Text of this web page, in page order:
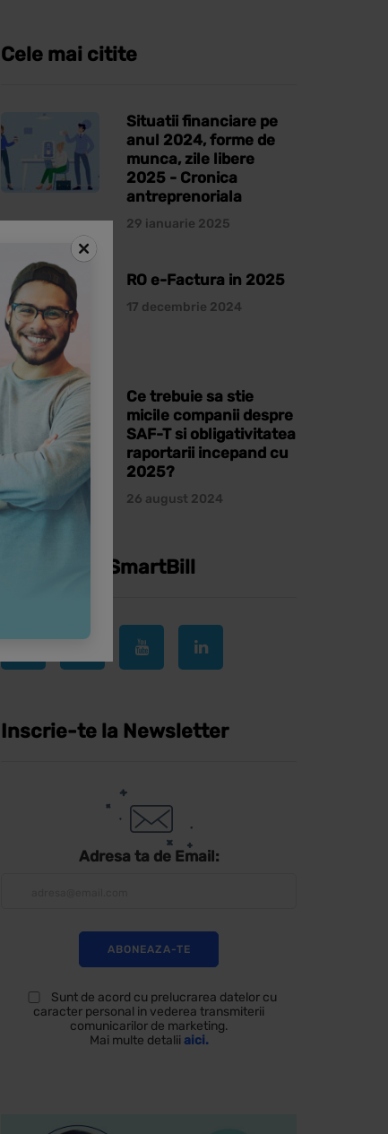
Cele mai citite
Situatii financiare pe
anul 2024, forme de
munca, zile libere
2025 - Cronica
antreprenoriala
29 ianuarie 2025
RO e-Factura in 2025
17 decembrie 2024
Ce trebuie sa stie
micile companii despre
SAF-T si obligativitatea
raportarii incepand cu
2025?
26 august 2024
Urmareste SmartBill
Inscrie-te la Newsletter
Adresa ta de Email:
Sunt de acord cu prelucrarea datelor cu
caracter personal in vederea transmiterii
comunicarilor de marketing.
Mai multe detalii aici.